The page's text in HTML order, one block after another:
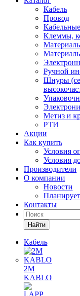
Кабель
Провод
Клеммы,
Ручной
Шнуры
Метиз и
РТИ
Акции
Как купить
Условия
Условия
Производители
О компании
Новости
Контакты
Найти
Кабель
2M
KABLO